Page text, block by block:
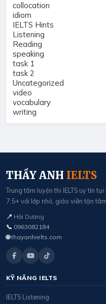
collocation
idiom
IELTS Hints
Listening
Reading
speaking
task 1
task 2
Uncategorized
video
vocabulary
writing
THẦY ANH IELTS
Trung tâm luyện thi IELTS uy tín
7.5+ với lớp nhỏ, giáo viên tận
📍 Hải Dương
📞 0963082184
🌐 thayanhielts.com
KỸ NĂNG IELTS
IELTS Listening